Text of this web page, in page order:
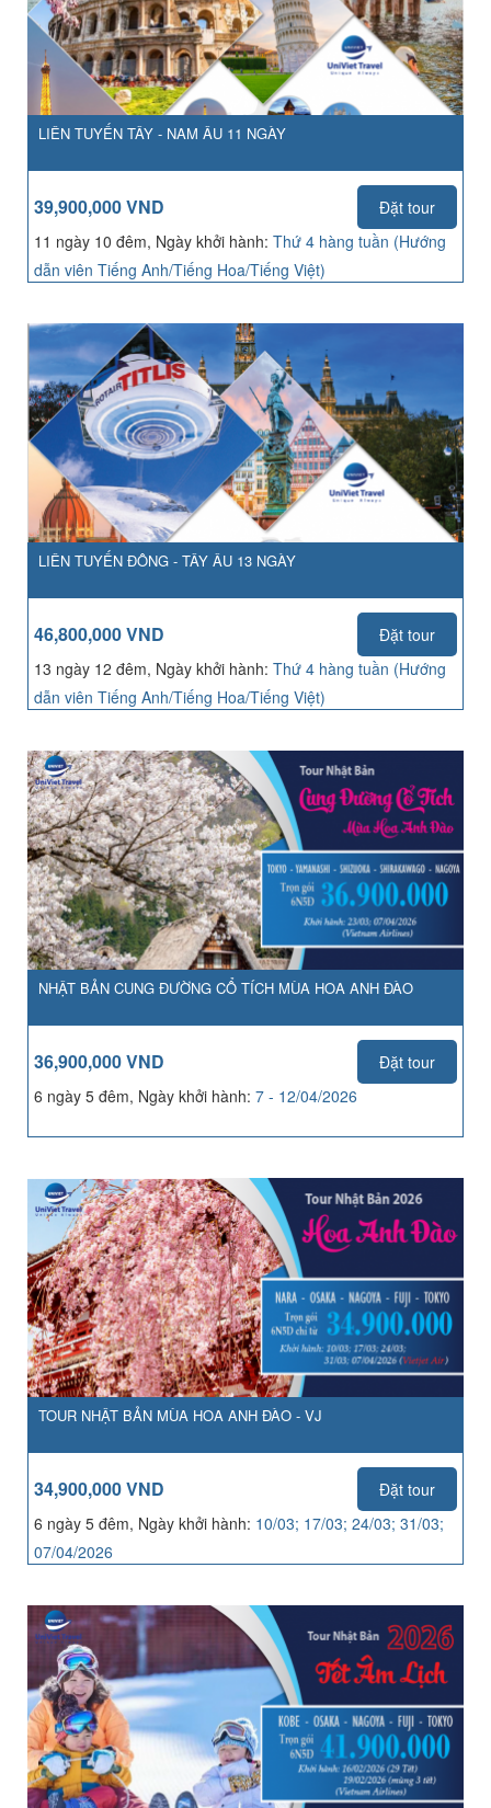
LIÊN TUYẾN TÂY - NAM ÂU 11 NGÀY
39,900,000 VND
Đặt tour
11 ngày 10 đêm, Ngày khởi hành: Thứ 4 hàng tuần (Hướng
dẫn viên Tiếng Anh/Tiếng Hoa/Tiếng Việt)
LIÊN TUYẾN ĐÔNG - TÂY ÂU 13 NGÀY
46,800,000 VND
Đặt tour
13 ngày 12 đêm, Ngày khởi hành: Thứ 4 hàng tuần (Hướng
dẫn viên Tiếng Anh/Tiếng Hoa/Tiếng Việt)
NHẬT BẢN CUNG ĐƯỜNG CỔ TÍCH MÙA HOA ANH ĐÀO
36,900,000 VND
Đặt tour
6 ngày 5 đêm, Ngày khởi hành: 7 - 12/04/2026
TOUR NHẬT BẢN MÙA HOA ANH ĐÀO - VJ
34,900,000 VND
Đặt tour
6 ngày 5 đêm, Ngày khởi hành: 10/03; 17/03; 24/03; 31/03;
07/04/2026